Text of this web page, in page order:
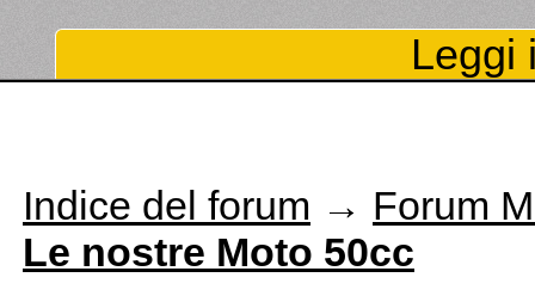
Leggi
Indice del forum → Forum
Le nostre Moto 50cc